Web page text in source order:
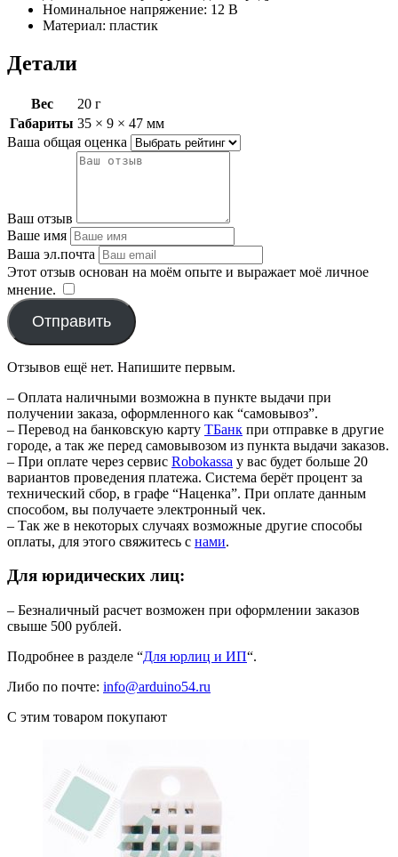
Номинальное напряжение: 12 В
Материал: пластик
Детали
Вес
20 г
Габариты 35 × 9 × 47 мм
Ваша общая оценка
Ваш отзыв
Ваше имя
Ваша эл.почта
Этот отзыв основан на моём опыте и выражает моё личное
мнение.
Отправить
Отзывов ещё нет. Напишите первым.
– Оплата наличными возможна в пункте выдачи при
получении заказа, оформленного как “самовывоз”.
– Перевод на банковскую карту TБанк при отправке в другие
городе, а так же перед самовывозом из пункта выдачи заказов.
– При оплате через сервис Robokassa у вас будет больше 20
вариантов проведения платежа. Система берёт процент за
технический сбор, в графе “Наценка”. При оплате данным
способом, вы получаете электронный чек.
– Так же в некоторых случаях возможные другие способы
оплаты, для этого свяжитесь с нами.
Для юридических лиц:
– Безналичный расчет возможен при оформлении заказов
свыше 500 рублей.
Подробнее в разделе “Для юрлиц и ИП“.
Либо по почте: info@arduino54.ru
С этим товаром покупают